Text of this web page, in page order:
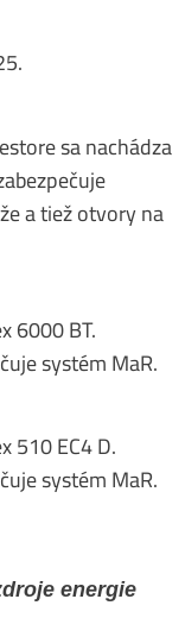
sa nachádza
a tiež otvory na
6000 BT.
systém MaR.
510 EC4 D.
systém MaR.
energie